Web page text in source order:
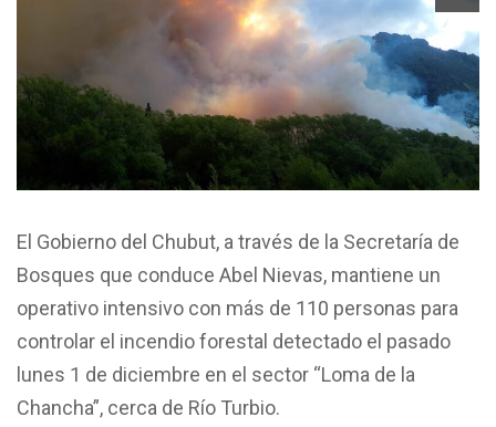
El Gobierno del Chubut, a través de la Secretaría de
Bosques que conduce Abel Nievas, mantiene un
operativo intensivo con más de 110 personas para
controlar el incendio forestal detectado el pasado
lunes 1 de diciembre en el sector “Loma de la
Chancha”, cerca de Río Turbio.